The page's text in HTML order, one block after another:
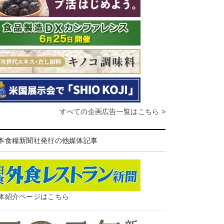
すべての企画広告一覧はこちら >
食糧新聞社発行の他媒体記事
紹介ページはこちら